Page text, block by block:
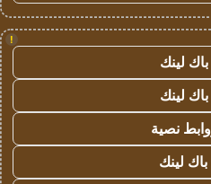
!
لينك
لينك
نصية
لينك